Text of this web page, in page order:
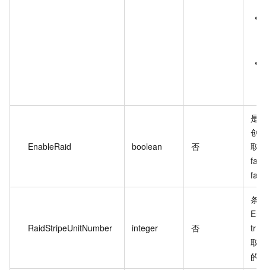
EnableRaid boolean 否
是
创
取
RaidStripeUnitNumber integer 否
条
取
的